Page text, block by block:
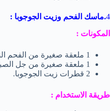
4.ماسك الفحم وزيت الجوجوبا :
المكونات :
1 ملعقة صغيرة من الفحم النشط.
1 ملعقة صغيرة من جل الصبار النقي.
2 قطرات زيت الجوجوبا.
طريقة الاستخدام :